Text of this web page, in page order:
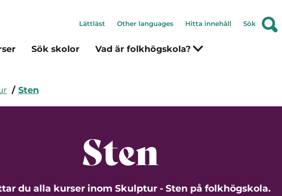
Sök skolor Vad är folkhögskola?
Lättläst Other languages Hitta innehåll Sök
Sten
Sten
du alla kurser inom Skulptur - Sten på folkhögskola.